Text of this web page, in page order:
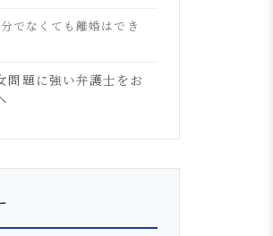
でなくても離婚はでき
問題に強い弁護士をお